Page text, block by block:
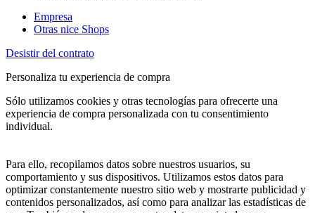
Empresa
Otras nice Shops
Desistir del contrato
Personaliza tu experiencia de compra
Sólo utilizamos cookies y otras tecnologías para ofrecerte una
experiencia de compra personalizada con tu consentimiento
individual.
Para ello, recopilamos datos sobre nuestros usuarios, su
comportamiento y sus dispositivos. Utilizamos estos datos para
optimizar constantemente nuestro sitio web y mostrarte publicidad y
contenidos personalizados, así como para analizar las estadísticas de